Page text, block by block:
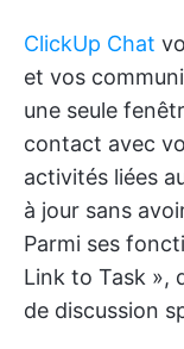
ClickUp Chat
et vos
une seule
contact avec
activités liées
à jour sans
Parmi ses
Link to Task »,
de discussion